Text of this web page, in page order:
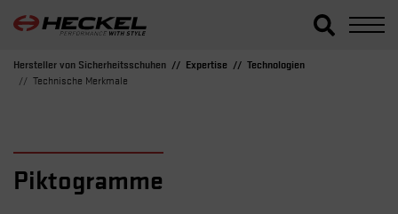
Hersteller von Sicherheitsschuhen Expertise
Technologien
Technische Merkmale
Piktogramme